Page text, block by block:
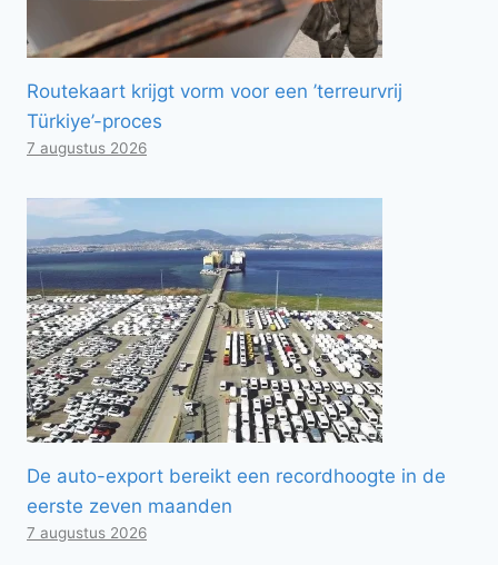
Routekaart krijgt vorm voor een ’terreurvrij
Türkiye’-proces
7 augustus 2026
De auto-export bereikt een recordhoogte in de
eerste zeven maanden
7 augustus 2026